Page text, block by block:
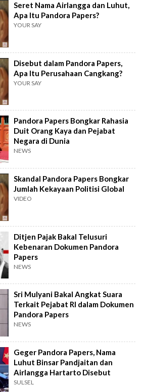
Seret Nama Airlangga dan Luhut,
Apa Itu Pandora Papers?
YOUR SAY
Disebut dalam Pandora Papers,
Apa Itu Perusahaan Cangkang?
YOUR SAY
Pandora Papers Bongkar Rahasia
Duit Orang Kaya dan Pejabat
Negara di Dunia
NEWS
Skandal Pandora Papers Bongkar
Jumlah Kekayaan Politisi Global
VIDEO
Ditjen Pajak Bakal Telusuri
Kebenaran Dokumen Pandora
Papers
NEWS
Sri Mulyani Bakal Angkat Suara
Terkait Pejabat RI dalam Dokumen
Pandora Papers
NEWS
Geger Pandora Papers, Nama
Luhut Binsar Pandjaitan dan
Airlangga Hartarto Disebut
SULSEL